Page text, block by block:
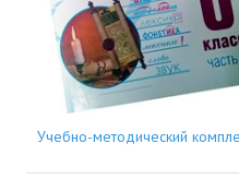
Учебно-методический